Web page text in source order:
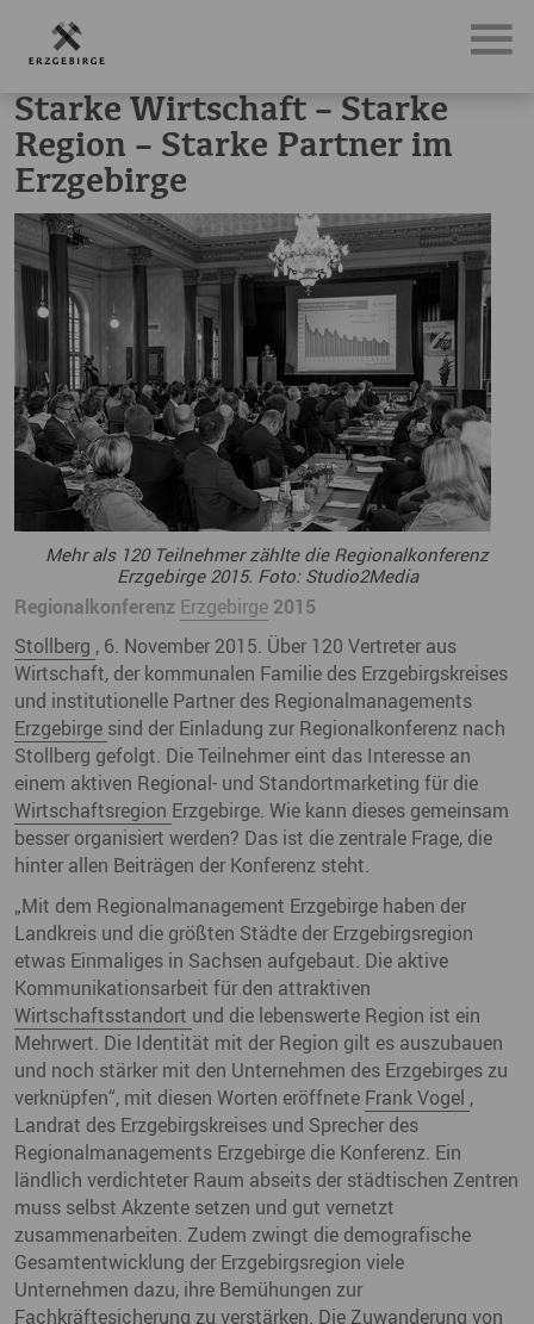
News, Neuigkeiten & Nachrichten aus dem Erzgebirge
Starke Wirtschaft – Starke
Region – Starke Partner im
Erzgebirge
Mehr als 120 Teilnehmer zählte die Regionalkonferenz
Erzgebirge 2015. Foto: Studio2Media
Regionalkonferenz Erzgebirge 2015
Stollberg , 6. November 2015. Über 120 Vertreter aus
Wirtschaft, der kommunalen Familie des Erzgebirgskreises
und institutionelle Partner des Regionalmanagements
Erzgebirge sind der Einladung zur Regionalkonferenz nach
Stollberg gefolgt. Die Teilnehmer eint das Interesse an
einem aktiven Regional- und Standortmarketing für die
Wirtschaftsregion Erzgebirge. Wie kann dieses gemeinsam
besser organisiert werden? Das ist die zentrale Frage, die
hinter allen Beiträgen der Konferenz steht.
„Mit dem Regionalmanagement Erzgebirge haben der
Landkreis und die größten Städte der Erzgebirgsregion
etwas Einmaliges in Sachsen aufgebaut. Die aktive
Kommunikationsarbeit für den attraktiven
Wirtschaftsstandort und die lebenswerte Region ist ein
Mehrwert. Die Identität mit der Region gilt es auszubauen
und noch stärker mit den Unternehmen des Erzgebirges zu
verknüpfen“, mit diesen Worten eröffnete Frank Vogel ,
Landrat des Erzgebirgskreises und Sprecher des
Regionalmanagements Erzgebirge die Konferenz. Ein
ländlich verdichteter Raum abseits der städtischen Zentren
muss selbst Akzente setzen und gut vernetzt
zusammenarbeiten. Zudem zwingt die demografische
Gesamtentwicklung der Erzgebirgsregion viele
Unternehmen dazu, ihre Bemühungen zur
Fachkräftesicherung zu verstärken. Die Zuwanderung von